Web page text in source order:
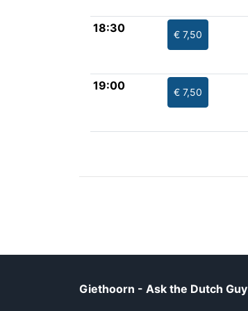
18:30 € 7,50
19:00 € 7,50
Giethoorn - Ask the Dutch Guy